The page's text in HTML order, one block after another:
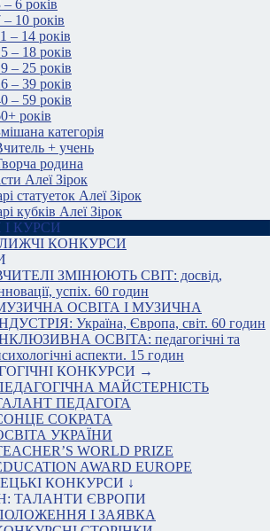
– 6 років
– 10 років
– 14 років
– 18 років
– 25 років
– 39 років
– 59 років
років
категорія
+ учень
родина
Алеї Зірок
статуеток Алеї Зірок
кубків Алеї Зірок
КУРСИ
КОНКУРСИ
ЗМІНЮЮТЬ СВІТ: досвід,
успіх. 60 годин
ОСВІТА І МУЗИЧНА
Україна, Європа, світ. 60 годин
ОСВІТА: педагогічні та
аспекти. 15 годин
КОНКУРСИ →
МАЙСТЕРНІСТЬ
ПЕДАГОГА
СОКРАТА
УКРАЇНИ
WORLD PRIZE
AWARD EUROPE
КОНКУРСИ ↓
ТАЛАНТИ ЄВРОПИ
І ЗАЯВКА